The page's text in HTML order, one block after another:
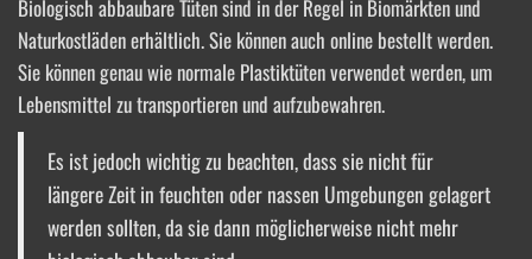
Biologisch abbaubare Tüten sind in der Regel in Biomärkten und
Naturkostläden erhältlich. Sie können auch online bestellt werden.
Sie können genau wie normale Plastiktüten verwendet werden, um
Lebensmittel zu transportieren und aufzubewahren.
Es ist jedoch wichtig zu beachten, dass sie nicht für
längere Zeit in feuchten oder nassen Umgebungen gelagert
werden sollten, da sie dann möglicherweise nicht mehr